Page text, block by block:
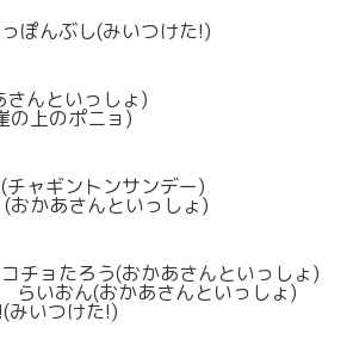
ぽんぶし(みいつけた!)
さんといっしょ)
の上のポニョ)
ャギントンサンデー)
おかあさんといっしょ)
チョたろう(おかあさんといっしょ)
いおん(おかあさんといっしょ)
みいつけた!)